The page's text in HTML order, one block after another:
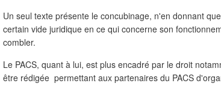
Un seul texte présente le concubinage, n'en donnant
certain vide juridique en ce qui concerne son
combler.
Le PACS, quant à lui, est plus encadré par le droit
être rédigée permettant aux partenaires du PACS